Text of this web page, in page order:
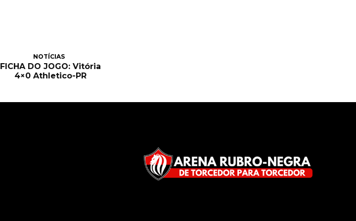
NOTÍCIAS
FICHA DO JOGO: Vitória
4×0 Athletico-PR